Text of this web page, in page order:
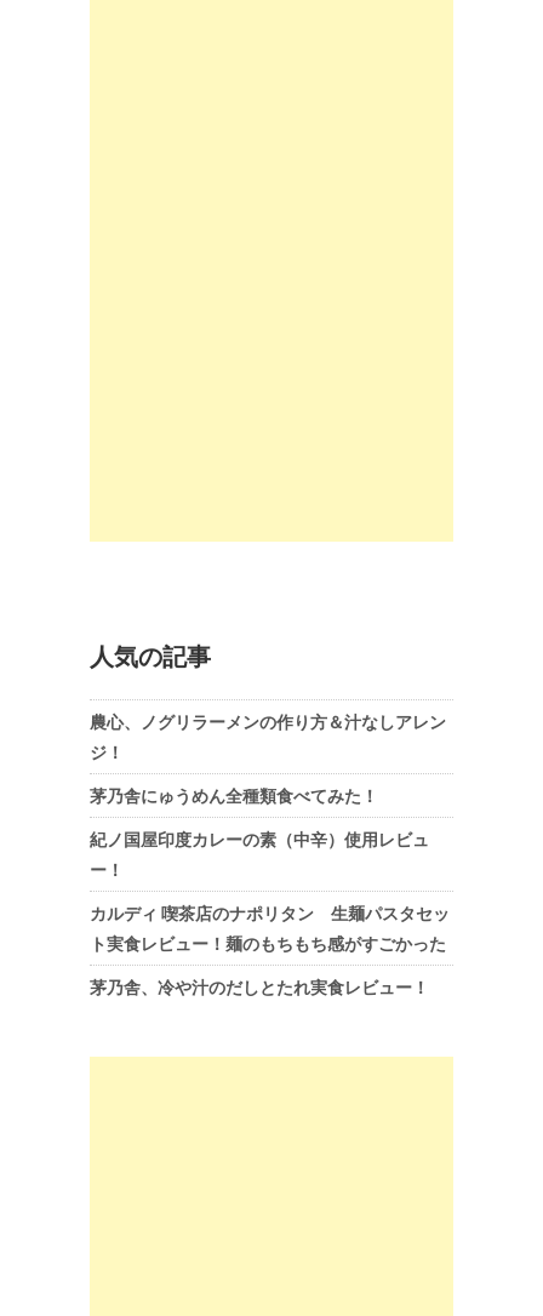
人気の記事
農心、ノグリラーメンの作り方＆汁なしアレン
ジ！
茅乃舎にゅうめん全種類食べてみた！
紀ノ国屋印度カレーの素（中辛）使用レビュ
ー！
カルディ 喫茶店のナポリタン 生麺パスタセッ
ト実食レビュー！麺のもちもち感がすごかった
茅乃舎、冷や汁のだしとたれ実食レビュー！